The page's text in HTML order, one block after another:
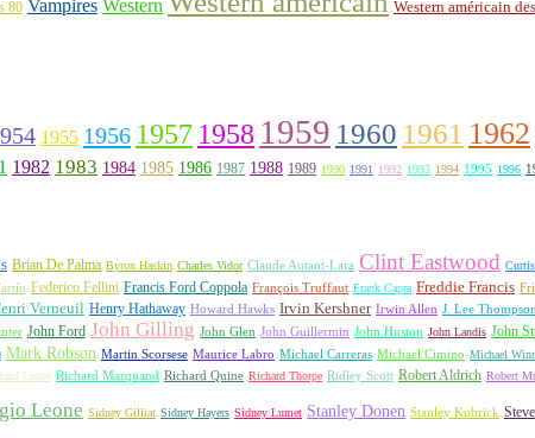
80 Vampires Western Western américain
1955 1956 1957 1958 1959 1960 1961 1962
1982 1983 1984 1985 1986 1987 1988 1989 1990 1991 1992 1993 1994 1995 1996
Brian De Palma Byron Haskin Charles Vidor Claude Autant-Lara Clint Eastwood
Federico Fellini Francis Ford Coppola François Truffaut Frank Capra Freddie Francis
Verneuil Henry Hathaway Howard Hawks Irvin Kershner Irwin Allen J. Lee Thompson
John Ford John Gilling John Glen John Guillermin John Huston John Landis John
Mark Robson Martin Scorsese Maurice Labro Michael Carreras Michael Cimino Michael
Lester Richard Marquand Richard Quine Richard Thorpe Ridley Scott Robert Aldrich Robert
Leone Sidney Gilliat Sidney Hayers Sidney Lumet Stanley Donen Stanley Kubrick